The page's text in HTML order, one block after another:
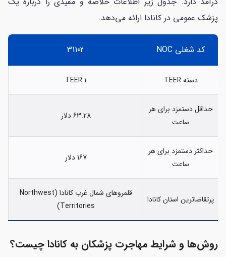
پزشک عمومی در کانادا ارائه می‌دهد.
کد شغلی NOC 31102
دسته TEER TEER 1
حداقل دستمزد برای هر
ساعت
63.28 دلار
حداکثر دستمزد برای هر
ساعت
167 دلار
پرتقاضاترین استان کانادا
قلمروهای شمال غرب کانادا (Northwest
Territories)
روش‌ها و شرایط مهاجرت پزشکان به کانادا چیست؟